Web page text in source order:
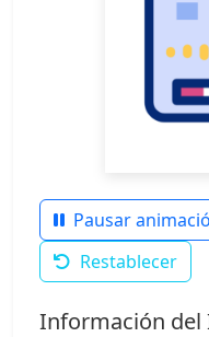
Pausar
Restablecer
Información del